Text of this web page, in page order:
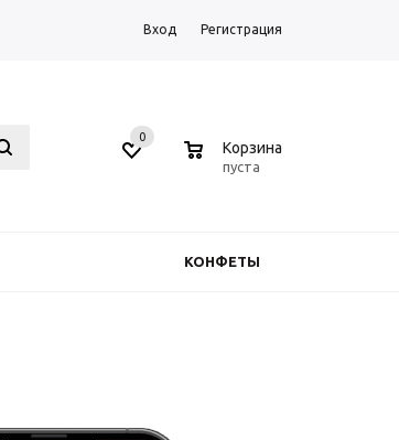
Вход Регистрация
0
Корзина
пуста
КОНФЕТЫ